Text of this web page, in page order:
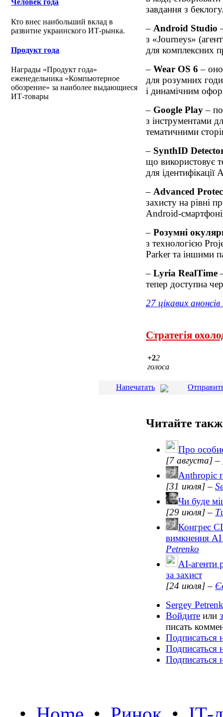
Человек года
Кто внес наибольший вклад в
развитие украинского ИТ-рынка.
Продукт года
Награды «Продукт года»
еженедельника «Компьютерное
обозрение» за наиболее выдающиеся
ИТ-товары
завдання з
– Android Studio
з «Journeys»
для комплексних
– Wear OS 6 –
для розумних
і динамічним
– Google Play–
з інструментами
тематичними
– SynthID
що використовує
для ідентифікації
– Advanced
захисту на рівні
Android-
– Розумні
з технологією
Parker та іншими
– Lyria RealTime
тепер доступна
27 цікавих
Стратегія
+22
голоса
Напечатать
Читайте
Про
[7 августа]–
Anthropic
[31 июля]–
Чи буде
[29 июля]–
Конгрес
вимкнення
Petrenko
AI-агенти
за захист
[24 июля]–
Sergey
Войдите или
писать
Подписаться
Подписаться
Подписаться